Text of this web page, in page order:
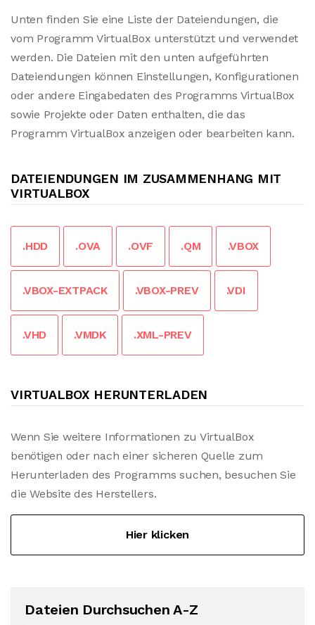
Unten finden Sie eine Liste der Dateiendungen, die
vom Programm VirtualBox unterstützt und verwendet
werden. Die Dateien mit den unten aufgeführten
Dateiendungen können Einstellungen, Konfigurationen
oder andere Eingabedaten des Programms VirtualBox
sowie Projekte oder Daten enthalten, die das
Programm VirtualBox anzeigen oder bearbeiten kann.
DATEIENDUNGEN IM ZUSAMMENHANG MIT
VIRTUALBOX
.HDD .OVA .OVF .QM .VBOX
.VBOX-EXTPACK .VBOX-PREV .VDI
.VHD .VMDK .XML-PREV
VIRTUALBOX HERUNTERLADEN
Wenn Sie weitere Informationen zu VirtualBox
benötigen oder nach einer sicheren Quelle zum
Herunterladen des Programms suchen, besuchen Sie
die Website des Herstellers.
Hier klicken
Dateien Durchsuchen A-Z